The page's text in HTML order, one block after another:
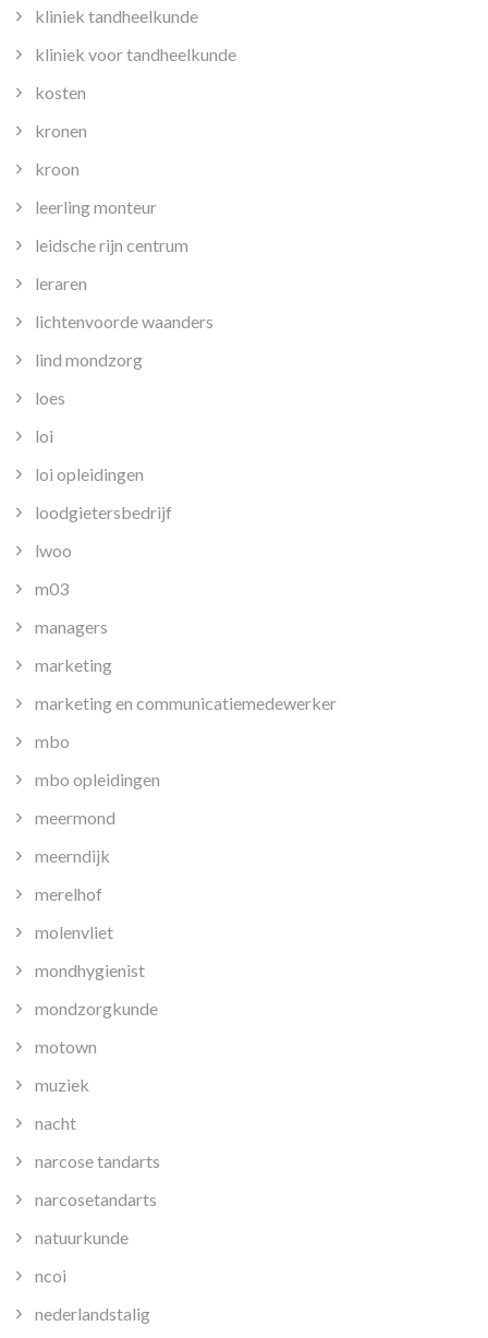
kliniek tandheelkunde
kliniek voor tandheelkunde
kosten
kronen
kroon
leerling monteur
leidsche rijn centrum
leraren
lichtenvoorde waanders
lind mondzorg
loes
loi
loi opleidingen
loodgietersbedrijf
lwoo
m03
managers
marketing
marketing en communicatiemedewerker
mbo
mbo opleidingen
meermond
meerndijk
merelhof
molenvliet
mondhygienist
mondzorgkunde
motown
muziek
nacht
narcose tandarts
narcosetandarts
natuurkunde
ncoi
nederlandstalig